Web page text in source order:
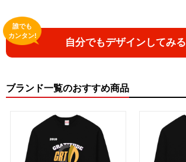
自分でもデザインしてみる
誰でも
カンタン!
ブランド一覧のおすすめ商品